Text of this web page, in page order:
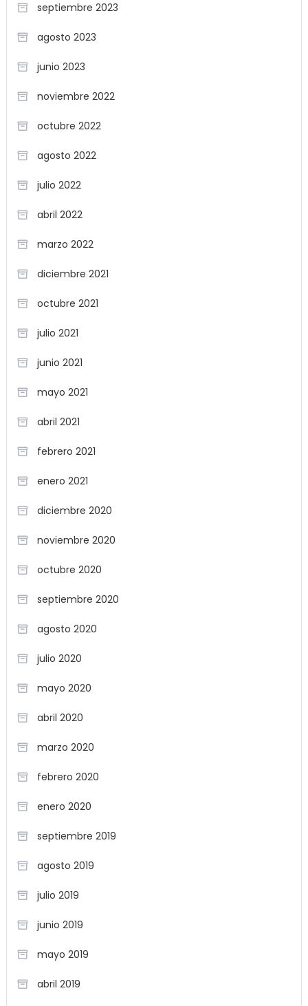
septiembre 2023
agosto 2023
junio 2023
noviembre 2022
octubre 2022
agosto 2022
julio 2022
abril 2022
marzo 2022
diciembre 2021
octubre 2021
julio 2021
junio 2021
mayo 2021
abril 2021
febrero 2021
enero 2021
diciembre 2020
noviembre 2020
octubre 2020
septiembre 2020
agosto 2020
julio 2020
mayo 2020
abril 2020
marzo 2020
febrero 2020
enero 2020
septiembre 2019
agosto 2019
julio 2019
junio 2019
mayo 2019
abril 2019